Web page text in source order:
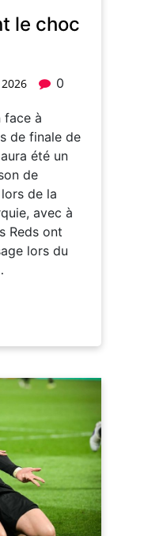
le choc
0
face à
de finale de
été un
de
de la
avec à
Reds ont
lors du